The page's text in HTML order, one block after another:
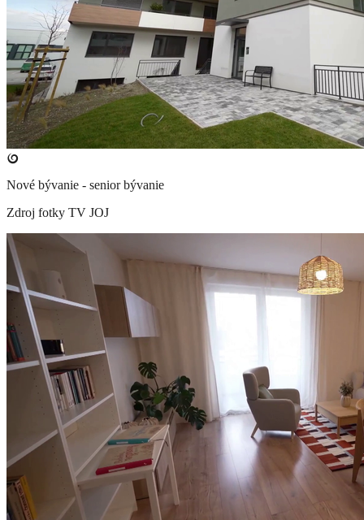
Nové bývanie - senior bývanie
Zdroj fotky TV JOJ